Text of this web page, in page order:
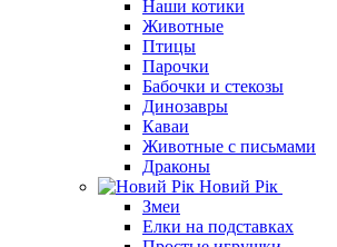
Наши котики
Животные
Птицы
Парочки
Бабочки и стекозы
Динозавры
Каваи
Животные с письмами
Драконы
Новий Рік
Змеи
Елки на подставках